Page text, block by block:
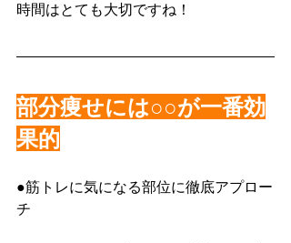
時間はとても大切ですね！
部分痩せには○○が一番効
果的
●筋トレに気になる部位に徹底アプロー
チ